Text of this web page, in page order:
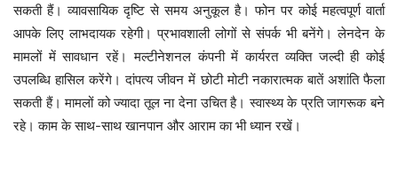
सकती हैं। व्यावसायिक दृष्टि से समय अनुकूल है। फोन पर कोई महत्वपूर्ण वार्ता
आपके लिए लाभदायक रहेगी। प्रभावशाली लोगों से संपर्क भी बनेंगे। लेनदेन के
मामलों में सावधान रहें। मल्टीनेशनल कंपनी में कार्यरत व्यक्ति जल्दी ही कोई
उपलब्धि हासिल करेंगे। दांपत्य जीवन में छोटी मोटी नकारात्मक बातें अशांति फैला
सकती हैं। मामलों को ज्यादा तूल ना देना उचित है। स्वास्थ्य के प्रति जागरूक बने
रहे। काम के साथ-साथ खानपान और आराम का भी ध्यान रखें।